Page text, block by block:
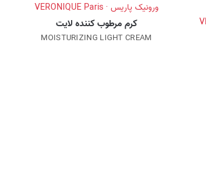
ورونیک پاریس · VERONIQUE Paris
کرم مرطوب کننده لایت
MOISTURIZING LIGHT CREAM